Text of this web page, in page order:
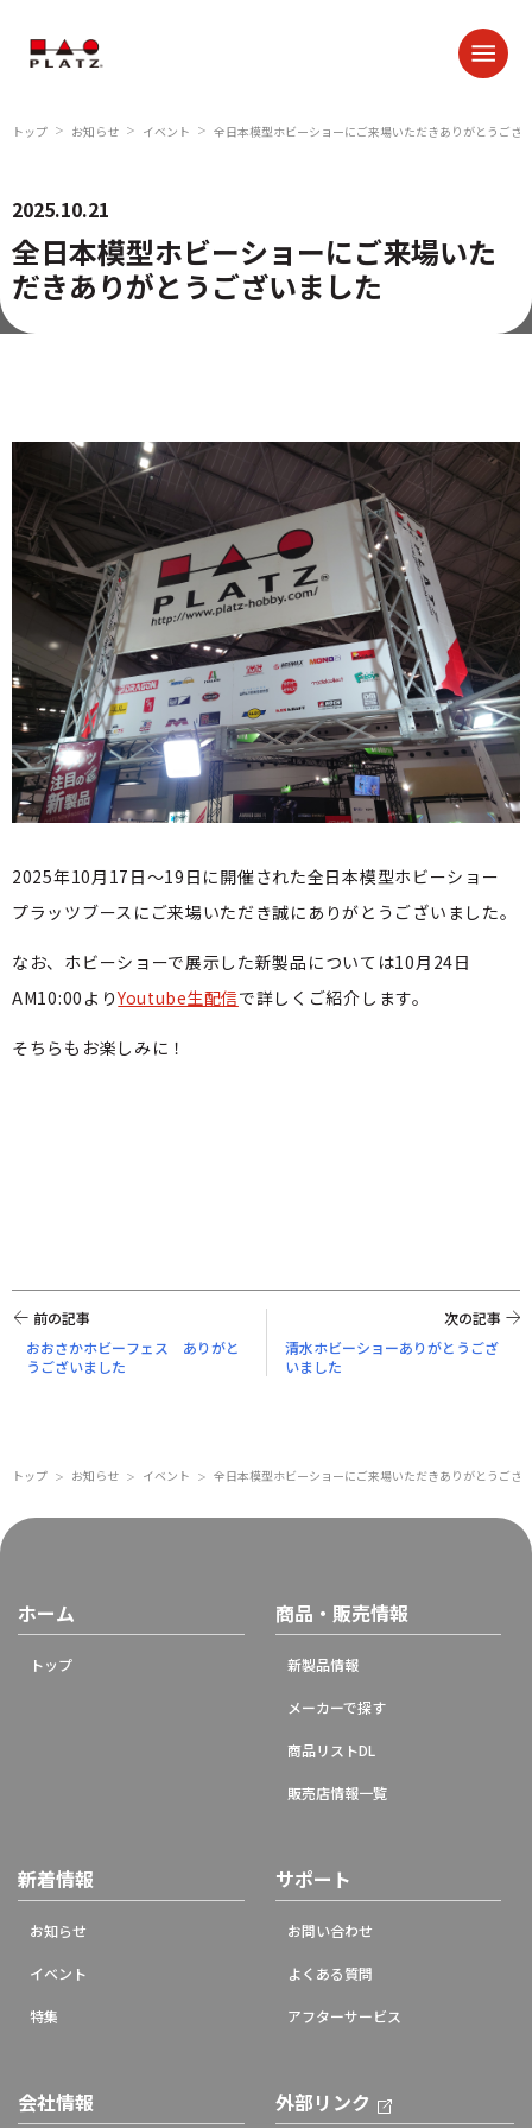
トップ ＞ お知らせ ＞ イベント ＞ 全日本模型ホビーショーにご来場いただきありがとうござ
2025.10.21
全日本模型ホビーショーにご来場いた
だきありがとうございました
2025年10月17日〜19日に開催された全日本模型ホビーショー
プラッツブースにご来場いただき誠にありがとうございました。
なお、ホビーショーで展示した新製品については10月24日
AM10:00よりYoutube生配信で詳しくご紹介します。
そちらもお楽しみに！
前の記事
おおさかホビーフェス ありがと
うございました
清水ホビーショーありがとうござ
いました
次の記事
トップ ＞ お知らせ ＞ イベント ＞ 全日本模型ホビーショーにご来場いただきありがとうござ
ホーム
トップ
商品・販売情報
新製品情報
メーカーで探す
商品リストDL
販売店情報一覧
新着情報
お知らせ
イベント
特集
サポート
お問い合わせ
よくある質問
アフターサービス
会社情報 外部リンク